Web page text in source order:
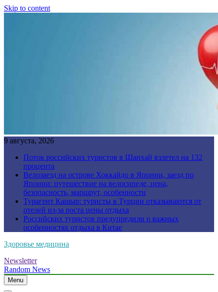
Skip to content
9 августа, 2026
Поток российских туристов в Шанхай взлетел на 132
процента
Велозаезд на острове Хоккайдо в Японии, заезд по
Японии: путешествие на велосипеде, цена,
безопасность, маршрут, особенности
Турагент Кашыр: туристы в Турции отказываются от
отелей из-за роста цены отдыха
Российских туристов предупредили о важных
особенностях отдыха в Китае
Здоровье медицина
Newsletter
Random News
Menu